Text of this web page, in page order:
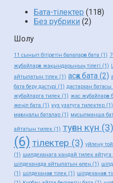
Бата-тілектер (118)
Без рубрики (2)
Шолу
11 сынып бітіретін балаларға бата (1)
жұбайларға жақындарының тілегі (1)
айтылатын тілек (1) асқа бата (2)
бата беру дәстүрі (1) дастархан батасы
жубайларга тилек (1) жас жұбайларға
жеңіл бата (1) куз узатуга тилектер (1)
мағыналы баталар (1) мұсылманша
айтатын тилек (1) туған күн (3)
(6) тілектер (3) уйлену
(1) шилдеханага кандай тилек айтуга
шілдеханада айтылатын өлең (1)
(1) шілдеханаға тілек (1) шілдеханаға